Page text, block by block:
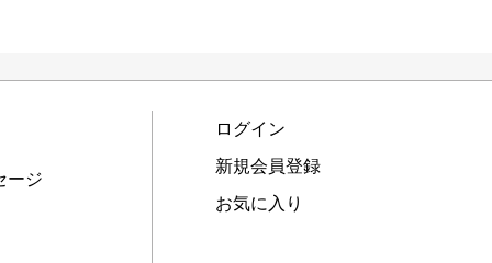
ージ
ログイン
新規会員登録
お気に入り